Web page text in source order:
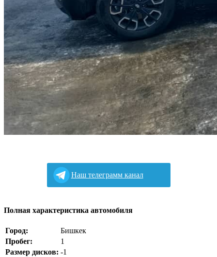
Наш телеграмм канал
Полная характеристика автомобиля
Город:
Бишкек
Пробег:
1
Размер дисков: -1